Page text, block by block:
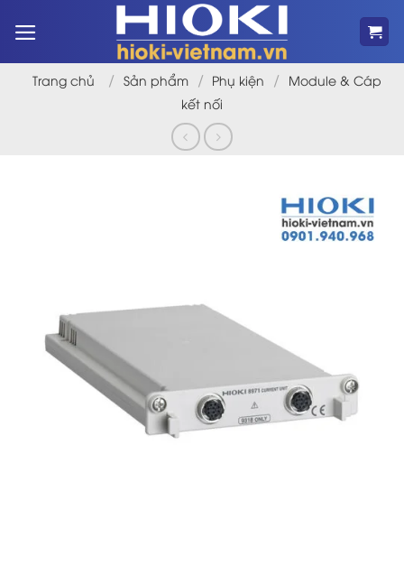
qua
dungTrang chủ / Sản phẩm / Phụ kiện /
Module & Cáp
kết nối